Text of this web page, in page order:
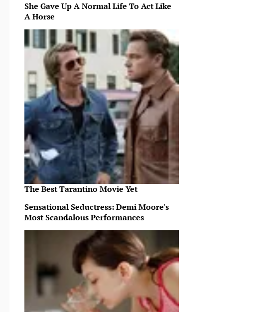
She Gave Up A Normal Life To Act Like
A Horse
The Best Tarantino Movie Yet
Sensational Seductress: Demi Moore's
Most Scandalous Performances